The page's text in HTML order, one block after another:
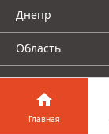
Днепр
Область
Украина
Реклама
Главная